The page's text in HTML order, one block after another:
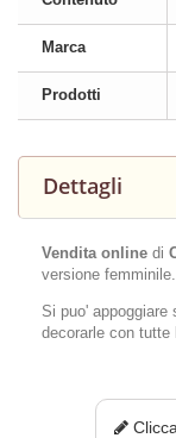
Marca
Prodotti
Dettagli
Vendita online di
versione femminile.
Si puo' appoggiare
decorarle con tutte